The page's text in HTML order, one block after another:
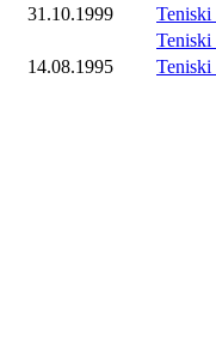
31.10.1999
14.08.1995